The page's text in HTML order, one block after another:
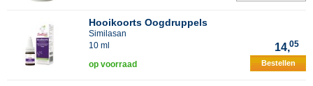
Hooikoorts Oogdruppels
Similasan
10 ml
14,05
op voorraad Bestellen